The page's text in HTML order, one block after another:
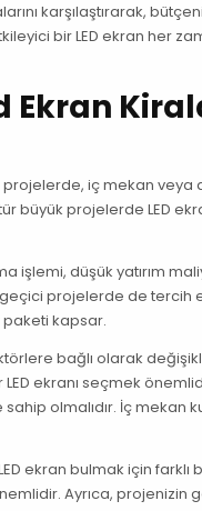
karşılaştırarak,
bir LED ekran her
Ekran
iç mekan veya
büyük projelerde LED
işlemi, düşük yatırım
projelerde de tercih
kapsar.
bağlı olarak
ekranı seçmek
olmalıdır. İç mekan
ekran bulmak için
Ayrıca,